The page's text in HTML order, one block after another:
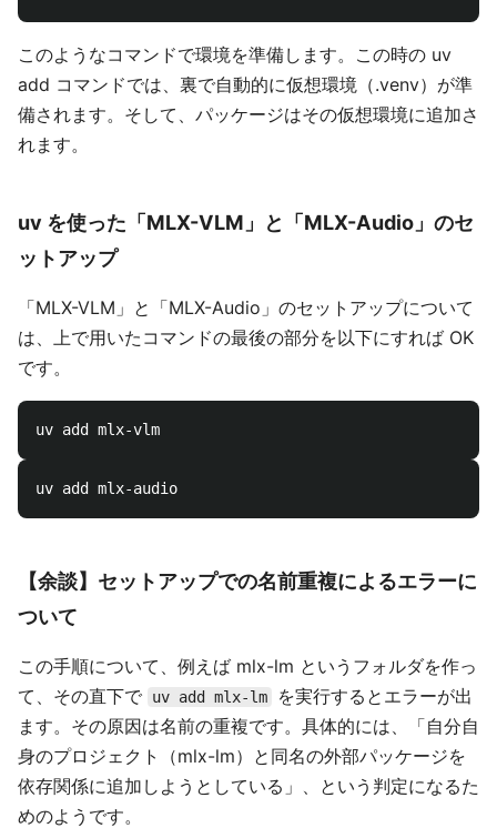
このようなコマンドで環境を準備します。この時の uv
add コマンドでは、裏で自動的に仮想環境（.venv）が準
備されます。そして、パッケージはその仮想環境に追加さ
れます。
uv を使った「MLX-VLM」と「MLX-Audio」のセ
ットアップ
「MLX-VLM」と「MLX-Audio」のセットアップについて
は、上で用いたコマンドの最後の部分を以下にすれば OK
です。
【余談】セットアップでの名前重複によるエラーに
ついて
この手順について、例えば mlx-lm というフォルダを作っ
て、その直下で
uv add mlx-lm
を実行するとエラーが出
ます。その原因は名前の重複です。具体的には、「自分自
身のプロジェクト（mlx-lm）と同名の外部パッケージを
依存関係に追加しようとしている」、という判定になるた
めのようです。